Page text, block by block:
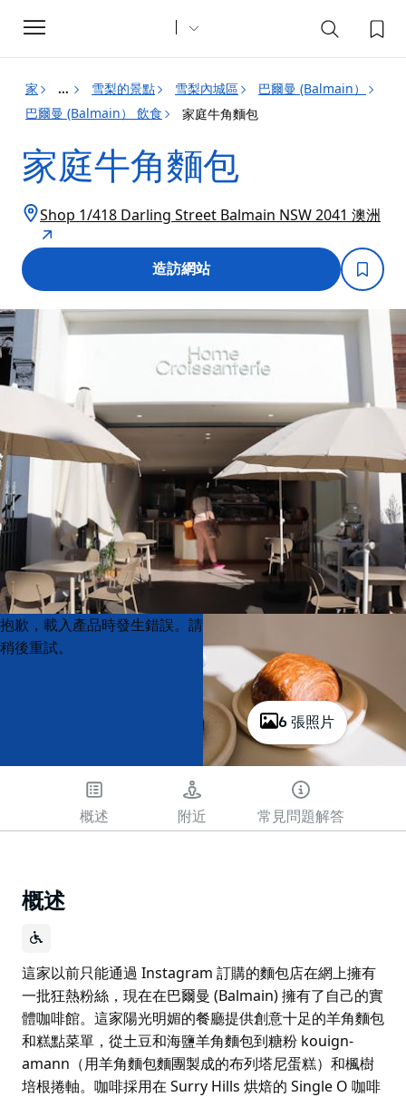
Toggle
navigation
家 ... 雪梨的景點 雪梨內城區
巴爾曼 (Balmain）
巴爾曼 (Balmain） 飲食
家庭牛角麵包
家庭牛角麵包
Shop 1/418 Darling Street Balmain NSW 2041 澳洲
造訪網站
6 張照片
Product
List
Product
List
抱歉，載入產品時發生錯誤。請
稍後重試。
概述 附近 常見問題解答
概述
這家以前只能通過 Instagram 訂購的麵包店在網上擁有
一批狂熱粉絲，現在在巴爾曼 (Balmain) 擁有了自己的實
體咖啡館。這家陽光明媚的餐廳提供創意十足的羊角麵包
和糕點菜單，從土豆和海鹽羊角麵包到糖粉 kouign-
amann（用羊角麵包麵團製成的布列塔尼蛋糕）和楓樹
培根捲軸。咖啡採用在 Surry Hills 烘焙的 Single O 咖啡